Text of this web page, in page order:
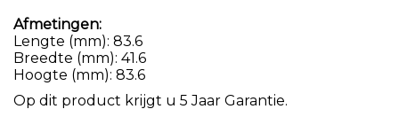
Afmetingen:
Lengte (mm): 83.6
Breedte (mm): 41.6
Hoogte (mm): 83.6
Op dit product krijgt u 5 Jaar Garantie.